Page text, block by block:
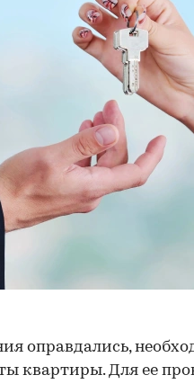
оправдались,
квартиры. Для ее